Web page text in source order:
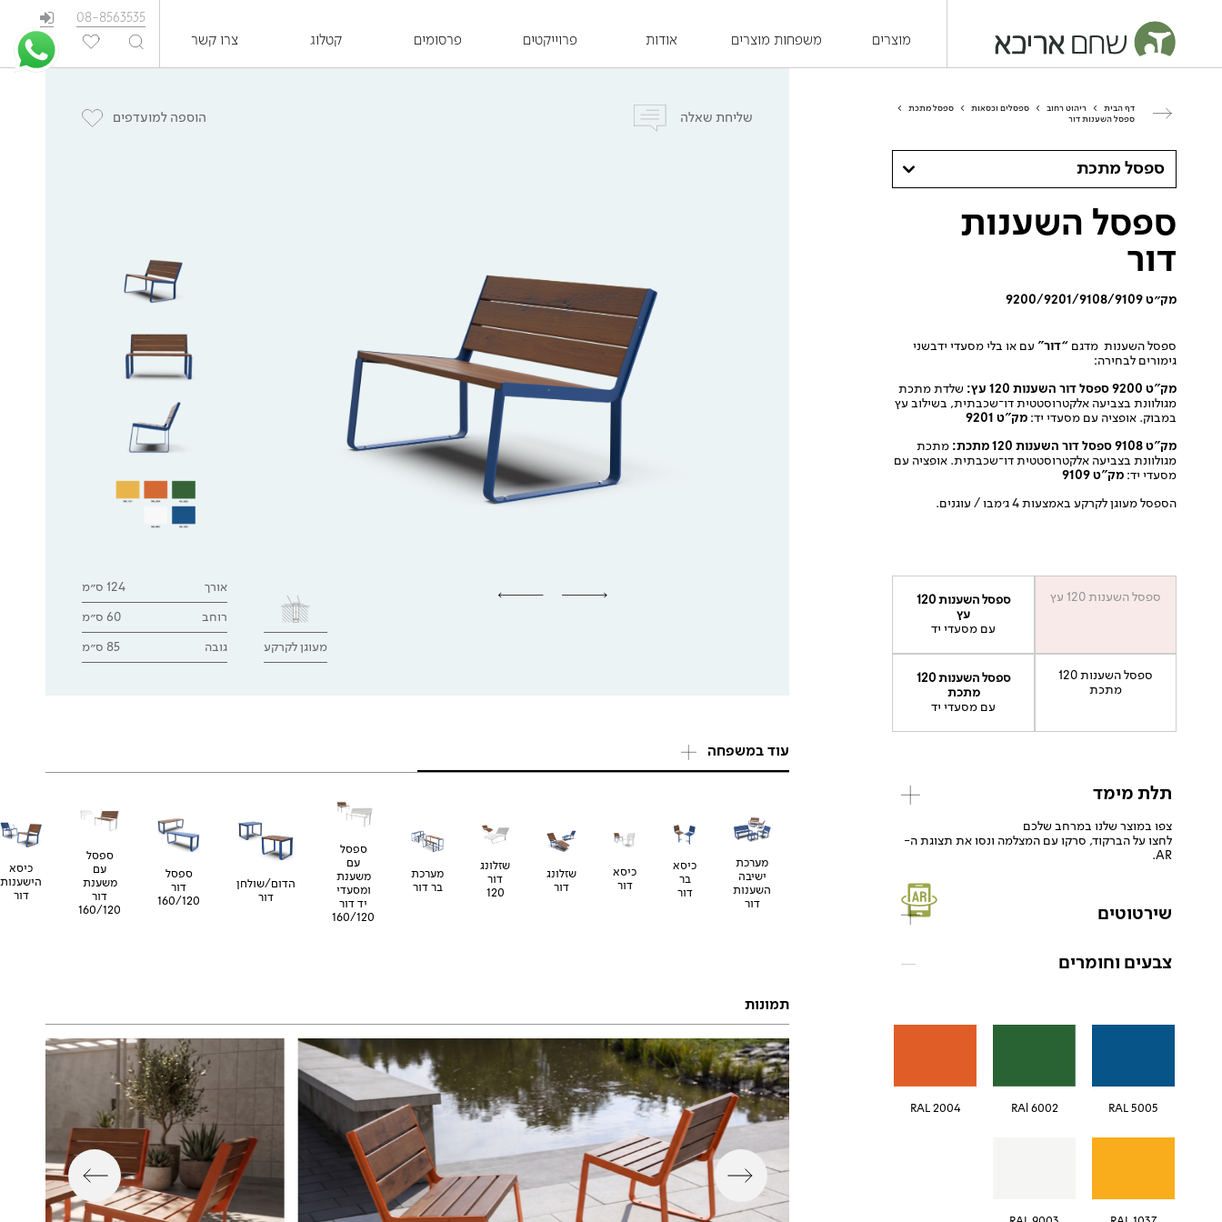
מוצרים משפחות מוצרים אודות פרוייקטים פרסומים קטלוג צרו קשר
08-8563535
EN
דף הבית > ריהוט רחוב > ספסלים וכסאות > ספסל מתכת
>
ספסל השענות דור
ספסל מתכת
ספסל השענות
דור
מק״ט 9200/9201/9108/9109
ספסל השענות מדגם “דור” עם או בלי מסעדי ידבשני
גימורים לבחירה:
מק”ט 9200 ספסל דור השענות 120 עץ:
שלדת מתכת
מגולוונת בצביעה אלקטרוסטטית דו־שכבתית, בשילוב עץ
במבוק. אופציה עם מסעדי יד: מק”ט 9201
מק”ט 9108 ספסל דור השענות 120 מתכת:
מתכת
מגולוונת בצביעה אלקטרוסטטית דו־שכבתית. אופציה עם
מסעדי יד: מק”ט 9109
הספסל מעוגן לקרקע באמצעות 4 ג׳מבו / עוגנים.
ספסל השענות 120 עץ
ספסל השענות 120
עץ
עם מסעדי יד
ספסל השענות 120
מתכת
ספסל השענות 120
מתכת
עם מסעדי יד
תלת מימד
צפו במוצר שלנו במרחב שלכם
לחצו על הברקוד, סרקו עם המצלמה ונסו את תצוגת ה-
AR.
שירטוטים
צבעים וחומרים
RAL 5005
RAl 6002
RAL 2004
שליחת שאלה הוספה למועדפים
מעוגן לקרקע
אורך 124 ס״מ
רוחב 60 ס״מ
גובה 85 ס״מ
עוד במשפחה
מערכת
ישיבה
השענות
דור
כיסא
בר
דור
כיסא
דור
שזלונג
דור
שזלונג
דור
120
מערכת
בר דור
ספסל
עם
משענת
ומסעדי
יד דור
160/120
הדום/שולחן
דור
ספסל
דור
160/120
ספסל
עם
משענת
דור
160/120
כיסא
הישענות
דור
תמונות